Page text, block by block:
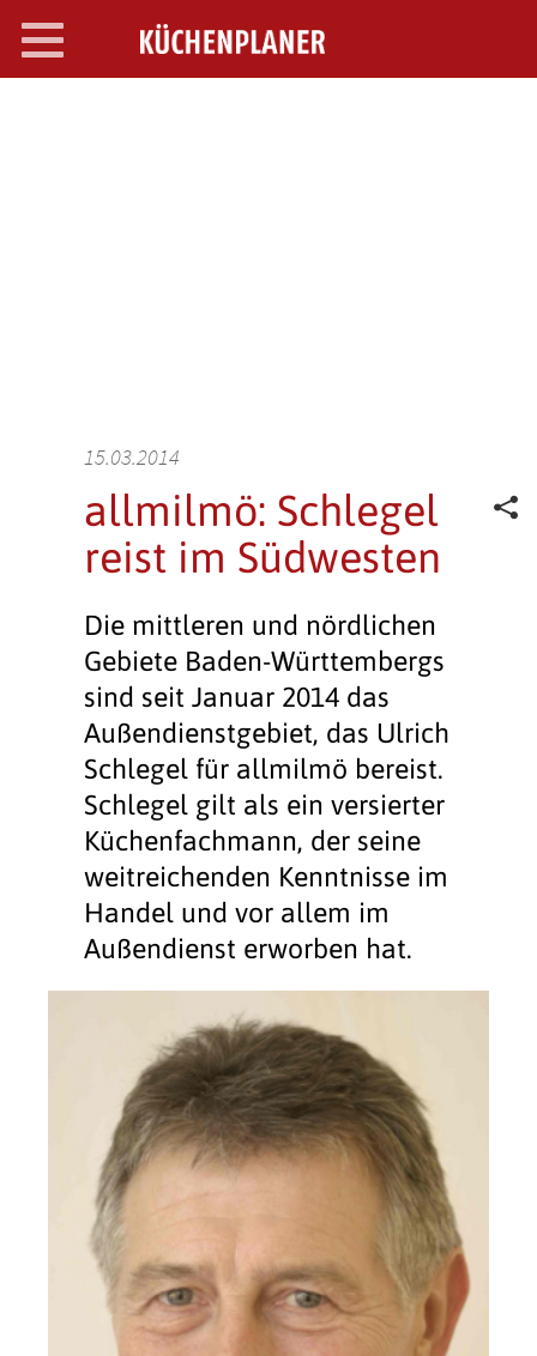
Toggle
navigation
15.03.2014
allmilmö: Schlegel
reist im Südwesten
Die mittleren und nördlichen
Gebiete Baden-Württembergs
sind seit Januar 2014 das
Außendienstgebiet, das Ulrich
Schlegel für allmilmö bereist.
Schlegel gilt als ein versierter
Küchenfachmann, der seine
weitreichenden Kenntnisse im
Handel und vor allem im
Außendienst erworben hat.